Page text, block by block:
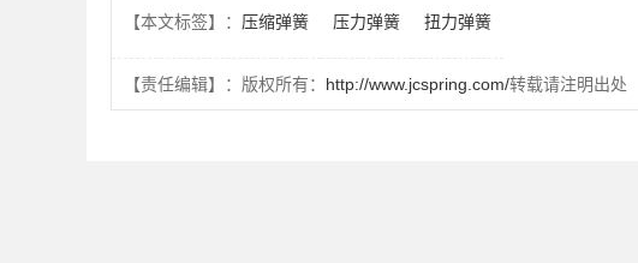
【本文标签】： 压缩弹簧 压力弹簧 扭力弹簧
【责任编辑】：版权所有： http://www.jcspring.com/转载请注明出处